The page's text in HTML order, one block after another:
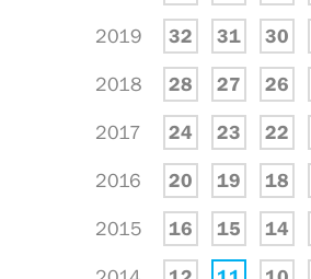
2019 32 31 30
2018 28 27 26
2017 24 23 22
2016 20 19 18
2015 16 15 14